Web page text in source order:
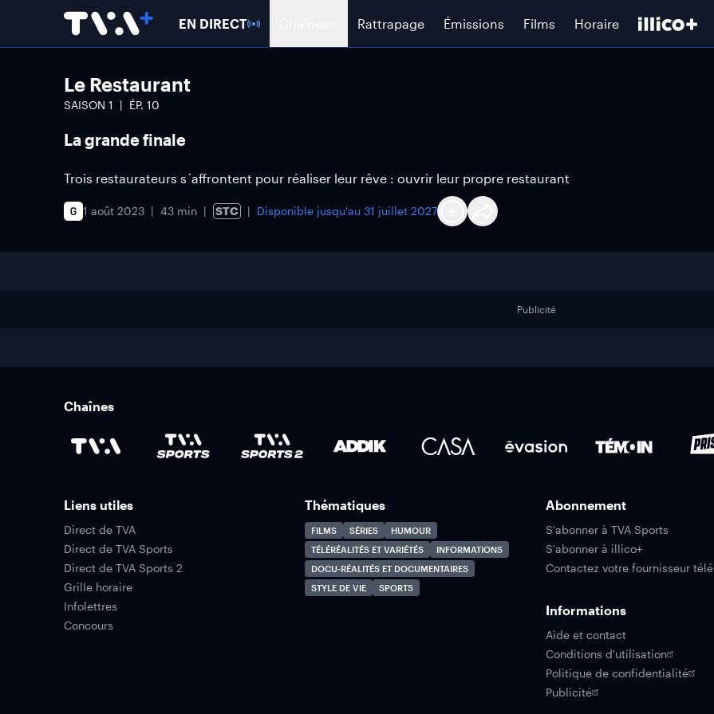
EN DIRECT Rattrapage Émissions Films Horaire
Le Restaurant
SAISON 1 ÉP. 10
La grande finale
Trois restaurateurs s´affrontent pour réaliser leur rêve : ouvrir leur propre restaurant
1 août 2023 43 min STC Disponible jusqu'au 31 juillet 2027
Publicité
Chaînes
Liens utiles
Direct de TVA
Direct de TVA Sports
Direct de TVA Sports 2
Grille horaire
Infolettres
Concours
Thématiques
FILMS SÉRIES
HUMOUR
TÉLÉRÉALITÉS ET VARIÉTÉS
INFORMATIONS
DOCU-RÉALITÉS ET DOCUMENTAIRES
STYLE DE VIE
SPORTS
Abonnement
S'abonner à TVA Sports
S'abonner à illico+
Contactez votre fournisseur télé
Informations
Aide et contact
Conditions d'utilisation
Politique de confidentialité
Publicité